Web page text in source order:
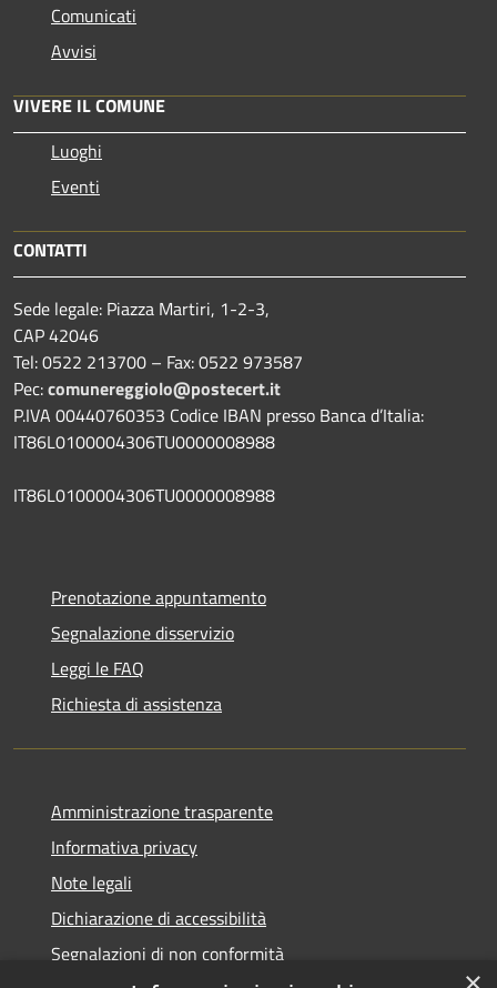
Comunicati
Avvisi
VIVERE IL COMUNE
Luoghi
Eventi
CONTATTI
Sede legale: Piazza Martiri, 1-2-3,
CAP 42046
Tel: 0522 213700 – Fax: 0522 973587
Pec:comunereggiolo@postecert.it
P.IVA 00440760353 Codice IBAN presso Banca d’Italia:
IT86L0100004306TU0000008988
IT86L0100004306TU0000008988
Prenotazione appuntamento
Segnalazione disservizio
Leggi le FAQ
Richiesta di assistenza
Amministrazione trasparente
Informativa privacy
Note legali
Dichiarazione di accessibilità
Segnalazioni di non conformità